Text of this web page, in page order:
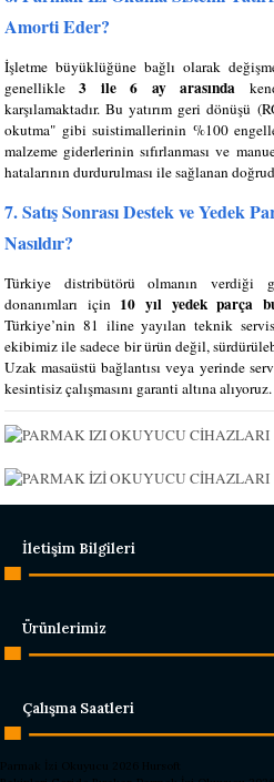
Amorti Eder?
İşletme büyüklüğüne bağlı olarak
genellikle3 ile 6 ay arasında
karşılamaktadır. Bu yatırım geri dönüşü
okutma" gibi suistimallerinin %100
malzeme giderlerinin sıfırlanması ve
hatalarının durdurulması ile sağlanan
7. Satış Sonrası Destek ve Yedek
Nasıldır?
Türkiye distribütörü olmanın verdiği
donanımları için 10 yıl yedek parça
Türkiye’nin 81 iline yayılan teknik
ekibimiz ile sadece bir ürün değil,
Uzak masaüstü bağlantısı veya yerinde
kesintisiz çalışmasını garanti altına alıyoruz.
İletişim Bilgileri
Ürünlerimiz
Çalışma Saatleri
Parmak İzi Okuyucu 2026 Hursoft